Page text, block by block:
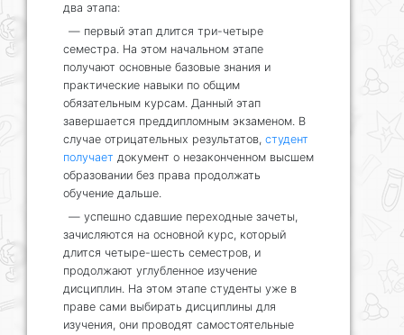
два этапа:
— первый этап длится три-четыре
семестра. На этом начальном этапе
получают основные базовые знания и
практические навыки по общим
обязательным курсам. Данный этап
завершается преддипломным экзаменом. В
случае отрицательных результатов, студент
получает документ о незаконченном высшем
образовании без права продолжать
обучение дальше.
— успешно сдавшие переходные зачеты,
зачисляются на основной курс, который
длится четыре-шесть семестров, и
продолжают углубленное изучение
дисциплин. На этом этапе студенты уже в
праве сами выбирать дисциплины для
изучения, они проводят самостоятельные